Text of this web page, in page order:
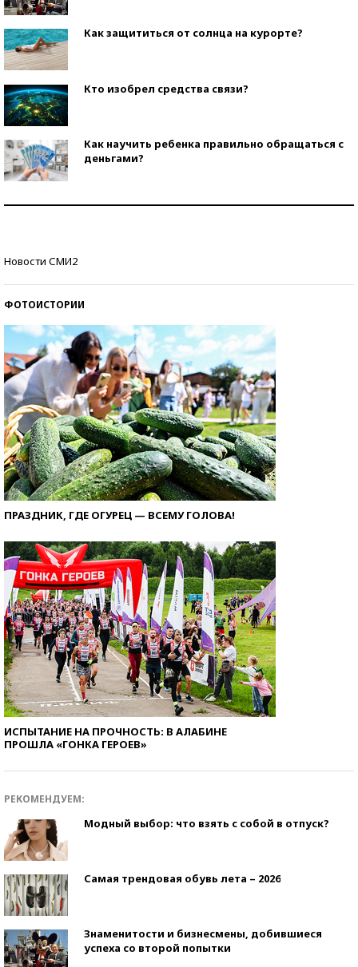
Как защититься от солнца на курорте?
Кто изобрел средства связи?
Как научить ребенка правильно обращаться с
деньгами?
Новости СМИ2
ФОТОИСТОРИИ
ПРАЗДНИК, ГДЕ ОГУРЕЦ — ВСЕМУ ГОЛОВА!
ИСПЫТАНИЕ НА ПРОЧНОСТЬ: В АЛАБИНЕ
ПРОШЛА «ГОНКА ГЕРОЕВ»
РЕКОМЕНДУЕМ:
Модный выбор: что взять с собой в отпуск?
Самая трендовая обувь лета – 2026
Знаменитости и бизнесмены, добившиеся
успеха со второй попытки